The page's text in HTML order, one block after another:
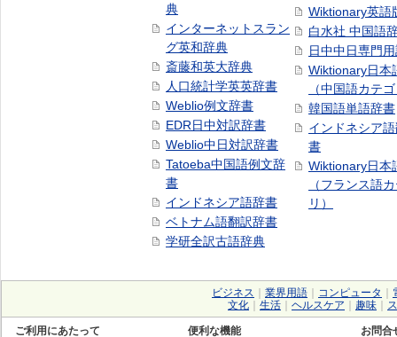
典
インターネットスラン
グ英和辞典
斎藤和英大辞典
人口統計学英英辞書
Weblio例文辞書
EDR日中対訳辞書
Weblio中日対訳辞書
Tatoeba中国語例文辞
書
インドネシア語辞書
ベトナム語翻訳辞書
学研全訳古語辞典
Wiktionary英語
白水社 中国語
日中中日専門
Wiktionary日本
（中国語カテ
韓国語単語辞書
インドネシア
書
Wiktionary日本
（フランス語
リ）
ビジネス 業界用語 コンピュータ
文化
生活 ヘルスケア 趣味
ご利用にあたって
便利な機能
お問合